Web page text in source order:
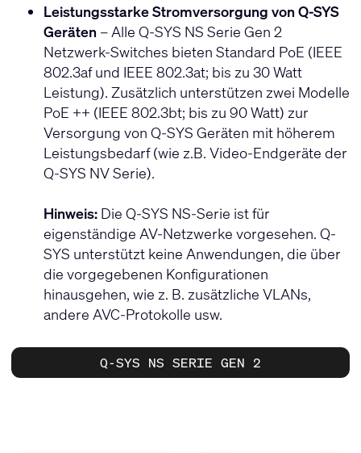
Leistungsstarke Stromversorgung von Q-SYS
Geräten – Alle Q-SYS NS Serie Gen 2
Netzwerk-Switches bieten Standard PoE (IEEE
802.3af und IEEE 802.3at; bis zu 30 Watt
Leistung). Zusätzlich unterstützen zwei Modelle
PoE ++ (IEEE 802.3bt; bis zu 90 Watt) zur
Versorgung von Q-SYS Geräten mit höherem
Leistungsbedarf (wie z.B. Video-Endgeräte der
Q-SYS NV Serie).
Hinweis:Die Q-SYS NS-Serie ist für
eigenständige AV-Netzwerke vorgesehen. Q-
SYS unterstützt keine Anwendungen, die über
die vorgegebenen Konfigurationen
hinausgehen, wie z. B. zusätzliche VLANs,
andere AVC-Protokolle usw.
Q-SYS NS SERIE GEN 2